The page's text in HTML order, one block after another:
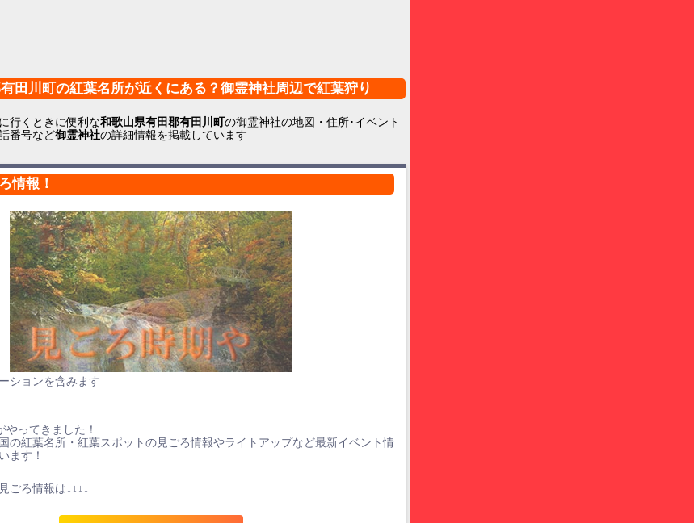
田川町の紅葉名所が近くにある？御霊神社周辺で紅葉狩り
行くときに便利な和歌山県有田郡有田川町の御霊神社の地図・住所･イベント
番号など御霊神社の詳細情報を掲載しています
情報！
ションを含みます
やってきました！
の紅葉名所・紅葉スポットの見ごろ情報やライトアップなど最新イベント情
ます！
ごろ情報は↓↓↓↓